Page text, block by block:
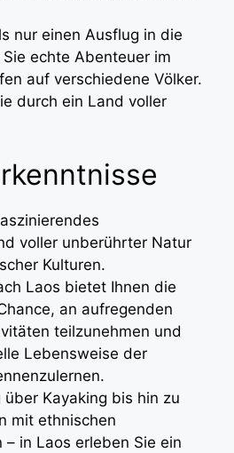
nur einen Ausflug in die
echte Abenteuer im
auf verschiedene Völker.
durch ein Land voller
voller unberührter Natur
Kulturen.
Laos bietet Ihnen die
an aufregenden
teilzunehmen und
Lebensweise der
über Kayaking bis hin zu
mit ethnischen
– in Laos erleben Sie ein